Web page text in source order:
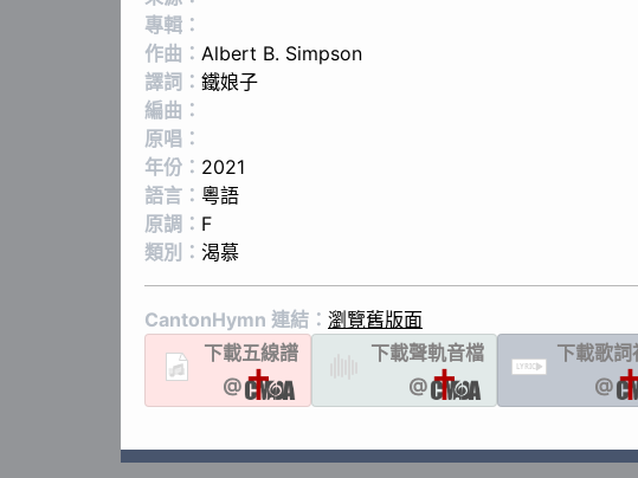
專輯：
作曲： Albert B. Simpson
譯詞： 鐵娘子
編曲：
原唱：
年份： 2021
語言： 粵語
原調： F
類別： 渴慕
CantonHymn 連結： 瀏覽舊版面
下載五線譜
@
下載聲軌音檔
@
LYRIC
下載歌詞
@